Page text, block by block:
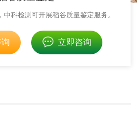
科检测可开展稻谷质量鉴定服务。
立即咨询
洗衣液检测
露水检测 蚊香液检测